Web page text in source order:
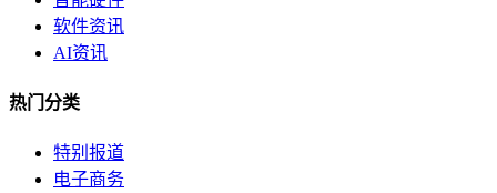
软件资讯
AI资讯
热门分类
特别报道
电子商务